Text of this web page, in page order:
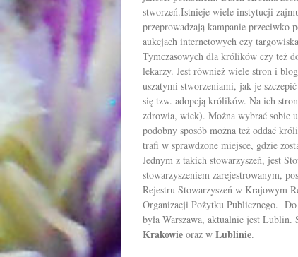
stworzeń.Istnieje wiele instytucji
przeprowadzają kampanie przeciwko
aukcjach internetowych czy
Tymczasowych dla królików czy też
lekarzy. Jest również wiele stron i
uszatymi stworzeniami, jak je
się tzw. adopcją królików. Na ich
zdrowia, wiek). Można wybrać sobie
podobny sposób można też oddać
trafi w sprawdzone miejsce, gdzie
Jednym z takich stowarzyszeń, jest
stowarzyszeniem zarejestrowanym,
Rejestru Stowarzyszeń w Krajowym
Organizacji Pożytku Publicznego.
była Warszawa, aktualnie jest
Krakowie oraz w Lublinie.